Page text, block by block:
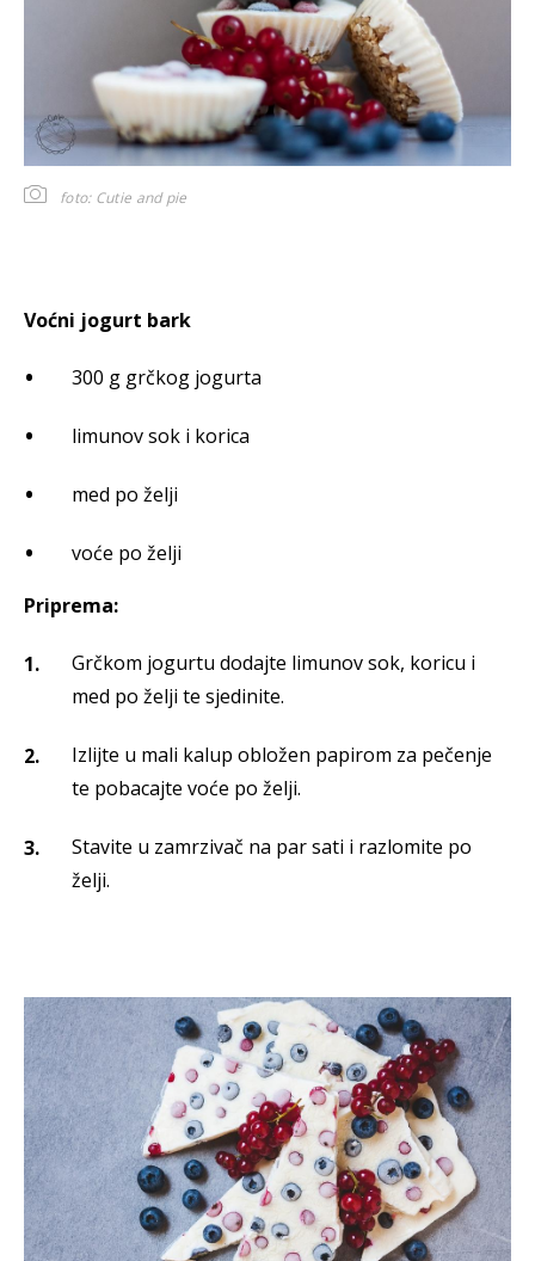
foto: Cutie and pie
Voćni jogurt bark
300 g grčkog jogurta
limunov sok i korica
med po želji
voće po želji
Priprema:
Grčkom jogurtu dodajte limunov sok, koricu i
med po želji te sjedinite.
Izlijte u mali kalup obložen papirom za pečenje
te pobacajte voće po želji.
Stavite u zamrzivač na par sati i razlomite po
želji.